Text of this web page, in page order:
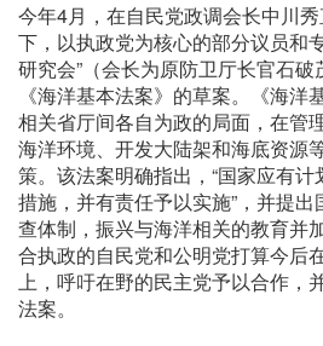
今年4月，在自民党政调会长中川
下，以执政党为核心的部分议员和
研究会”（会长为原防卫厅长官石
《海洋基本法案》的草案。《海洋
相关省厅间各自为政的局面，在管
海洋环境、开发大陆架和海底资源
策。该法案明确指出，“国家应有
措施，并有责任予以实施”，并提
查体制，振兴与海洋相关的教育并
合执政的自民党和公明党打算今后
上，呼吁在野的民主党予以合作，
法案。